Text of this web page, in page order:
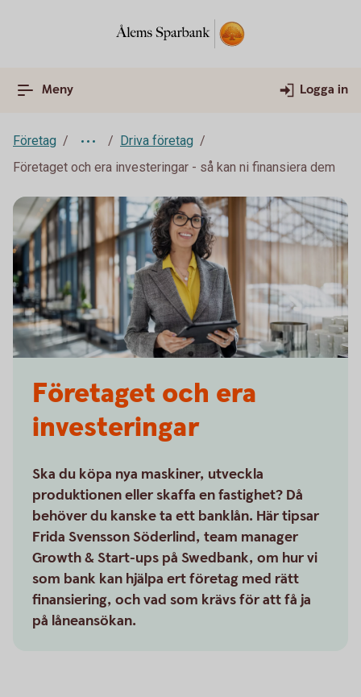
Meny Logga in
Företag
Driva företag
Företaget och era investeringar - så kan ni finansiera dem
Företaget och era
investeringar
Ska du köpa nya maskiner, utveckla
produktionen eller skaffa en fastighet? Då
behöver du kanske ta ett banklån. Här tipsar
Frida Svensson Söderlind, team manager
Growth & Start-ups på Swedbank, om hur vi
som bank kan hjälpa ert företag med rätt
finansiering, och vad som krävs för att få ja
på låneansökan.